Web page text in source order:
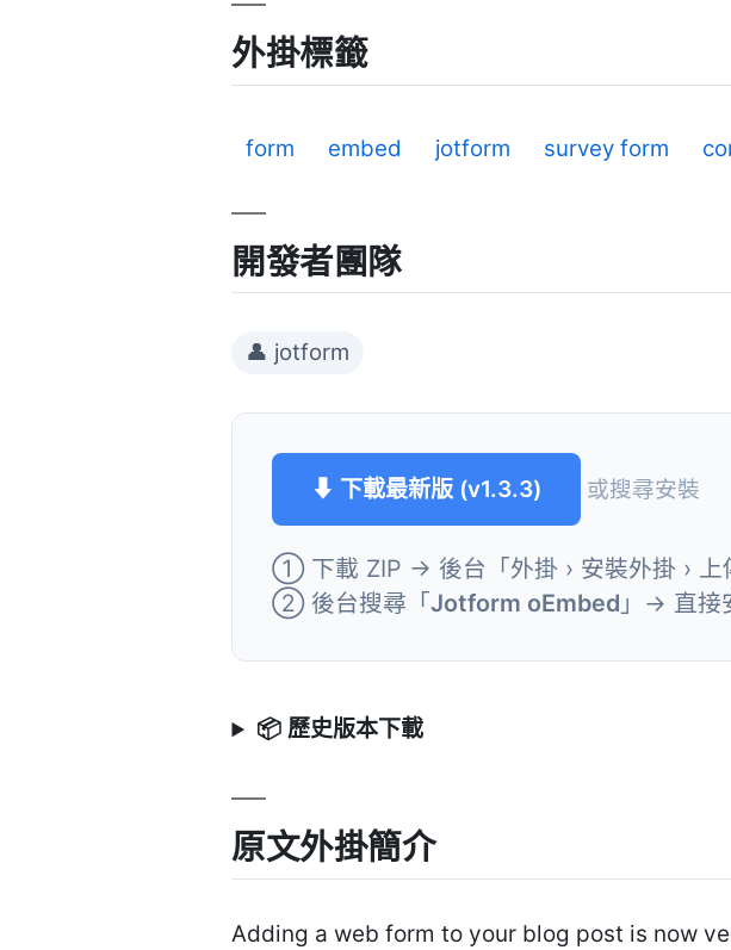
外掛標籤
form embed jotform survey form
開發者團隊
👤 jotform
⬇ 下載最新版 (v1.3.3) 或搜尋安裝
① 下載 ZIP → 後台「外掛 › 安裝外掛 › 上
② 後台搜尋「Jotform oEmbed 」→ 直接
📦 歷史版本下載
原文外掛簡介
Adding a web form to your blog post is now